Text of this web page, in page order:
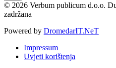
© 2026 Verbum publicum d.o.o.
zadržana
Powered by DromedarIT.NeT
Impressum
Uvjeti korištenja